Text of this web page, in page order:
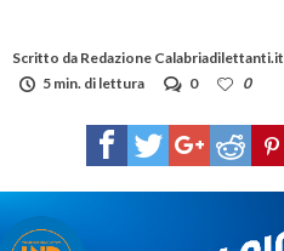
Scritto da Redazione Calabriadilettanti.it
5 min. di lettura
0 0